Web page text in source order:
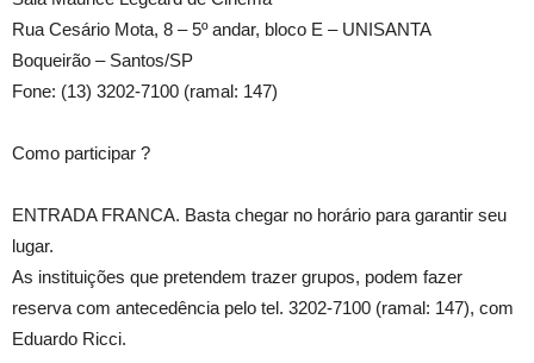
Rua Cesário Mota, 8 – 5º andar, bloco E – UNISANTA
Boqueirão – Santos/SP
Fone: (13) 3202-7100 (ramal: 147)
Como participar ?
ENTRADA FRANCA. Basta chegar no horário para garantir seu
lugar.
As instituições que pretendem trazer grupos, podem fazer
reserva com antecedência pelo tel. 3202-7100 (ramal: 147), com
Eduardo Ricci.